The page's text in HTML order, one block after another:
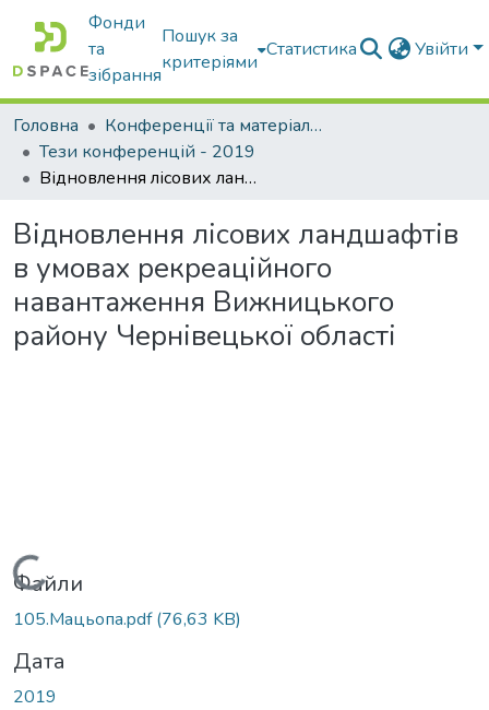
Фонди
та
зібрання
Пошук за
критеріями
Статистика Увійти
Головна
Конференції та матеріали конференцій
Тези конференцій - 2019
Відновлення лісових ландшафтів в умовах рекреаційного навантаження Вижницького району Чернівецької області
Відновлення лісових ландшафтів
в умовах рекреаційного
навантаження Вижницького
району Чернівецької області
Вантажиться...
Файли
105.Мацьопа.pdf(76,63 KB)
Дата
2019